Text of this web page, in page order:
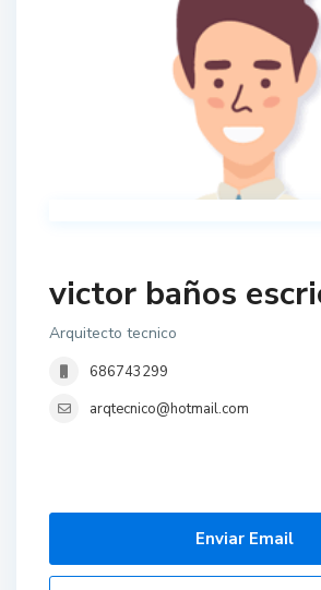
victor baños
Arquitecto tecnico
686743299
arqtecnico@hotmail.com
Enviar Email